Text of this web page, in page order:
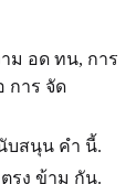
ม อด ทน, การ
การ จัด
บสนุน คํา นี้.
รง ข้าม กัน.